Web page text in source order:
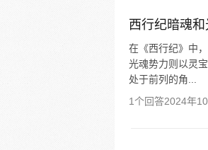
西行纪暗魂
在《西行纪》中
光魂势力则以灵
处于前列的角...
1个回答2024年